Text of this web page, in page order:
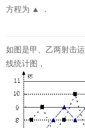
方程为 ▲ ．
如图是甲、乙两射击
线统计图，